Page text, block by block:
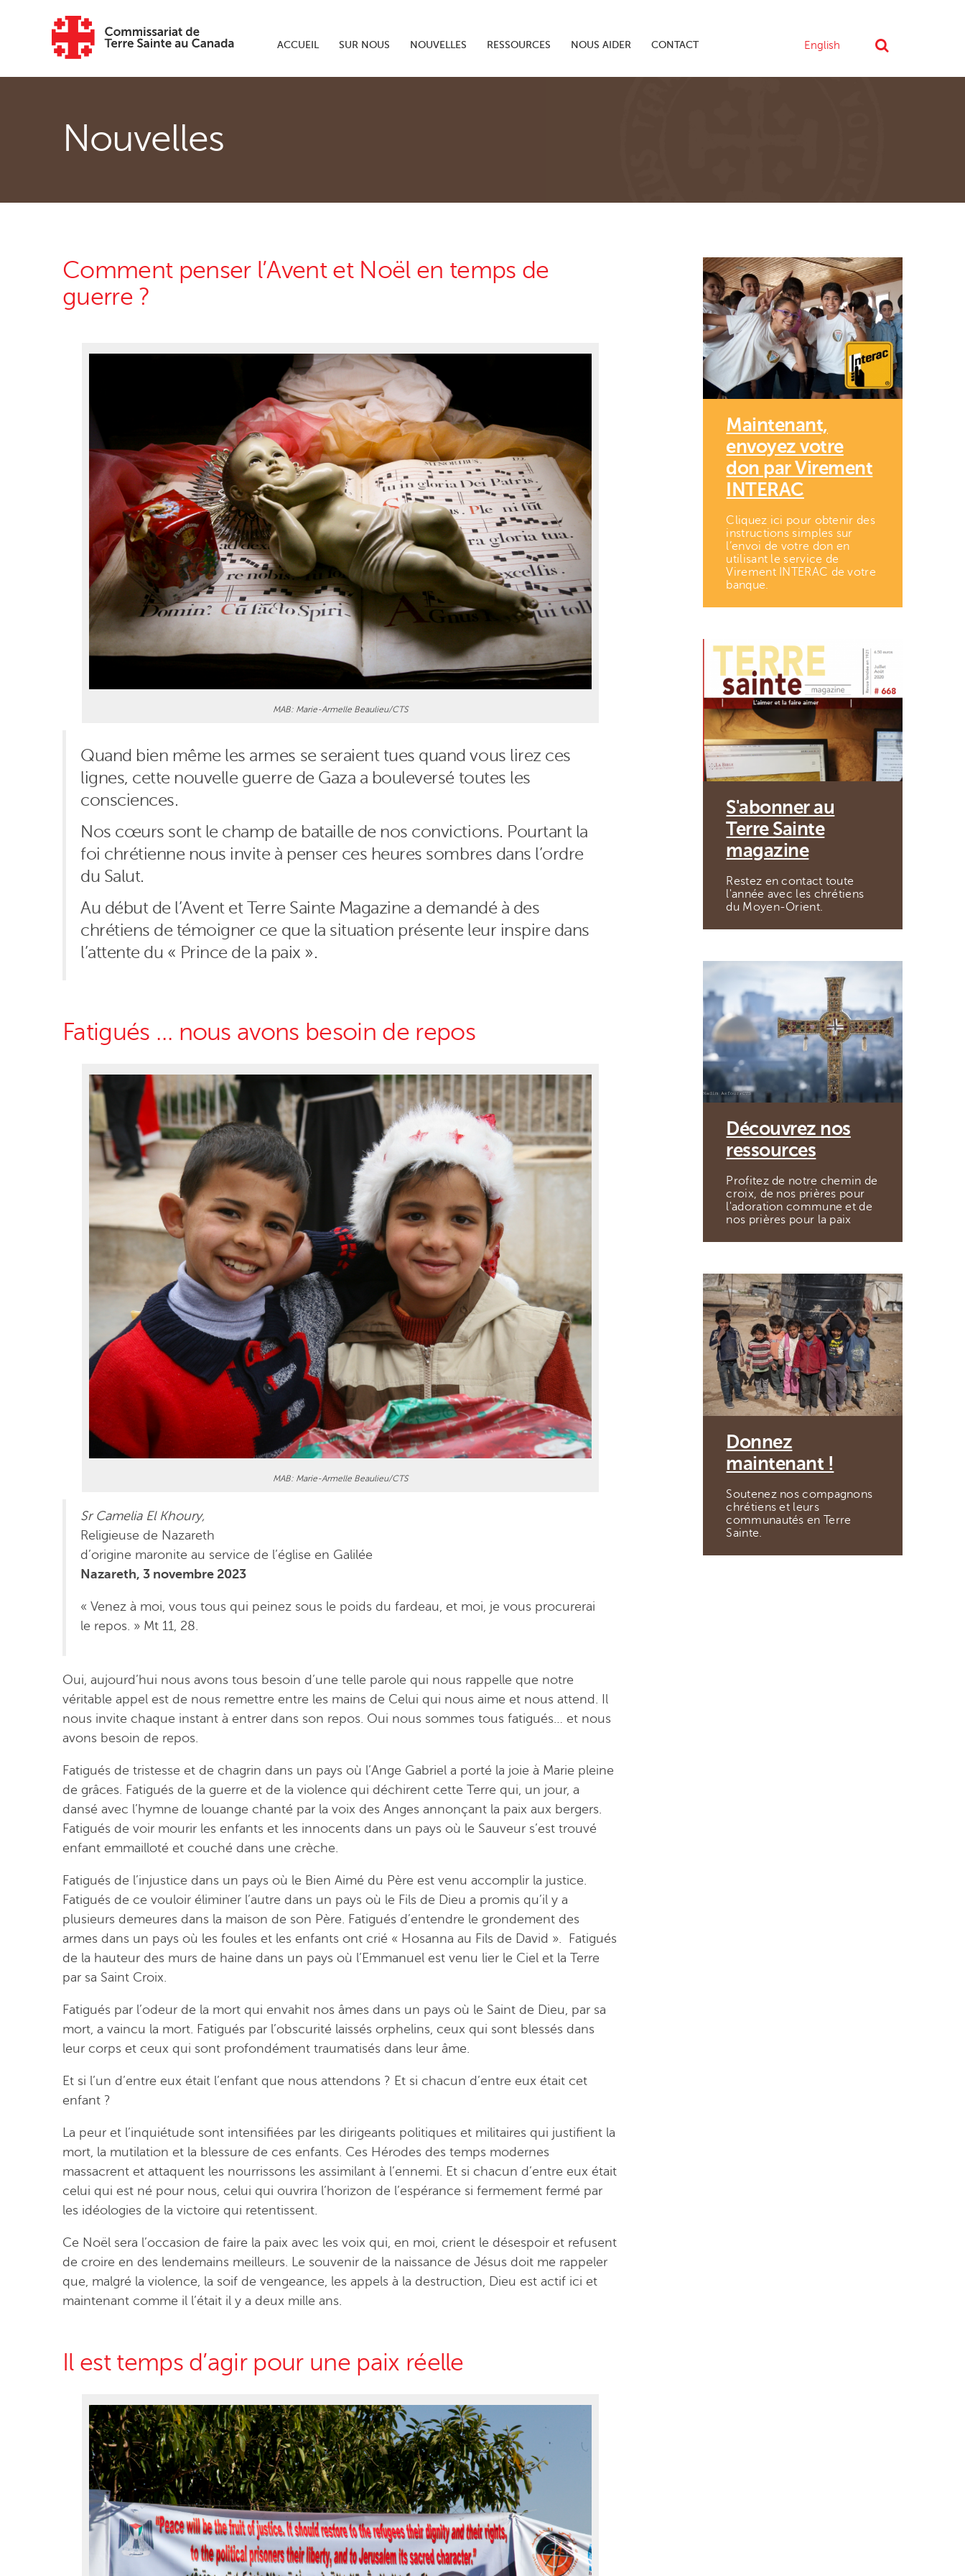
ACCUEIL SUR NOUS NOUVELLES RESSOURCES NOUS AIDER CONTACT English
Nouvelles
Comment penser l’Avent et Noël en temps de
guerre ?
MAB: Marie-Armelle Beaulieu/CTS
Quand bien même les armes se seraient tues quand vous lirez ces
lignes, cette nouvelle guerre de Gaza a bouleversé toutes les
consciences.
Nos cœurs sont le champ de bataille de nos convictions. Pourtant la
foi chrétienne nous invite à penser ces heures sombres dans l’ordre
du Salut.
Au début de l’Avent et Terre Sainte Magazine a demandé à des
chrétiens de témoigner ce que la situation présente leur inspire dans
l’attente du « Prince de la paix ».
Fatigués … nous avons besoin de repos
MAB: Marie-Armelle Beaulieu/CTS
Sr Camelia El Khoury,
Religieuse de Nazareth
d’origine maronite au service de l’église en Galilée
Nazareth, 3 novembre 2023
« Venez à moi, vous tous qui peinez sous le poids du fardeau, et moi, je vous procurerai
le repos. » Mt 11, 28.
Oui, aujourd’hui nous avons tous besoin d’une telle parole qui nous rappelle que notre
véritable appel est de nous remettre entre les mains de Celui qui nous aime et nous attend. Il
nous invite chaque instant à entrer dans son repos. Oui nous sommes tous fatigués… et nous
avons besoin de repos.
Fatigués de tristesse et de chagrin dans un pays où l’Ange Gabriel a porté la joie à Marie pleine
de grâces. Fatigués de la guerre et de la violence qui déchirent cette Terre qui, un jour, a
dansé avec l’hymne de louange chanté par la voix des Anges annonçant la paix aux bergers.
Fatigués de voir mourir les enfants et les innocents dans un pays où le Sauveur s’est trouvé
enfant emmailloté et couché dans une crèche.
Fatigués de l’injustice dans un pays où le Bien Aimé du Père est venu accomplir la justice.
Fatigués de ce vouloir éliminer l’autre dans un pays où le Fils de Dieu a promis qu’il y a
plusieurs demeures dans la maison de son Père. Fatigués d’entendre le grondement des
armes dans un pays où les foules et les enfants ont crié « Hosanna au Fils de David ». Fatigués
de la hauteur des murs de haine dans un pays où l’Emmanuel est venu lier le Ciel et la Terre
par sa Saint Croix.
Fatigués par l’odeur de la mort qui envahit nos âmes dans un pays où le Saint de Dieu, par sa
mort, a vaincu la mort. Fatigués par l’obscurité laissés orphelins, ceux qui sont blessés dans
leur corps et ceux qui sont profondément traumatisés dans leur âme.
Et si l’un d’entre eux était l’enfant que nous attendons ? Et si chacun d’entre eux était cet
enfant ?
La peur et l’inquiétude sont intensifiées par les dirigeants politiques et militaires qui justifient la
mort, la mutilation et la blessure de ces enfants. Ces Hérodes des temps modernes
massacrent et attaquent les nourrissons les assimilant à l’ennemi. Et si chacun d’entre eux était
celui qui est né pour nous, celui qui ouvrira l’horizon de l’espérance si fermement fermé par
les idéologies de la victoire qui retentissent.
Ce Noël sera l’occasion de faire la paix avec les voix qui, en moi, crient le désespoir et refusent
de croire en des lendemains meilleurs. Le souvenir de la naissance de Jésus doit me rappeler
que, malgré la violence, la soif de vengeance, les appels à la destruction, Dieu est actif ici et
maintenant comme il l’était il y a deux mille ans.
Il est temps d’agir pour une paix réelle
Maintenant,
envoyez votre
don par Virement
INTERAC
Cliquez ici pour obtenir des
instructions simples sur
l’envoi de votre don en
utilisant le service de
Virement INTERAC de votre
banque.
S'abonner au
Terre Sainte
magazine
Restez en contact toute
l'année avec les chrétiens
du Moyen-Orient.
Découvrez nos
ressources
Profitez de notre chemin de
croix, de nos prières pour
l'adoration commune et de
nos prières pour la paix
Donnez
maintenant !
Soutenez nos compagnons
chrétiens et leurs
communautés en Terre
Sainte.